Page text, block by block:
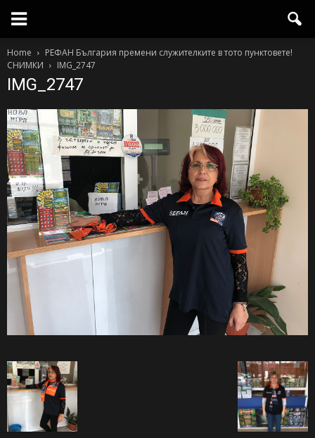
Home
РЕФАН България премени служителките в тото пунктовете!
СНИМКИ
IMG_2747
IMG_2747